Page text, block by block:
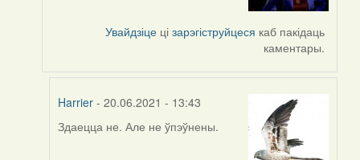
Увайдзіце цізарэгіструйцеся каб пакідаць
каментары.
Harrier - 20.06.2021 - 13:43
In
Здаецца не. Але не ўпэўнены.